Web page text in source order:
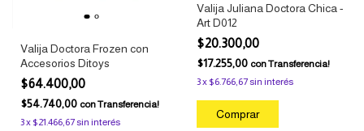
Valija Doctora Frozen con
Accesorios Ditoys
$64.400,00
$54.740,00 conTransferencia!
3x $21.466,67sin interés
Valija Juliana Doctora Chica -
Art D012
$20.300,00
$17.255,00 conTransferencia!
3x $6.766,67sin interés